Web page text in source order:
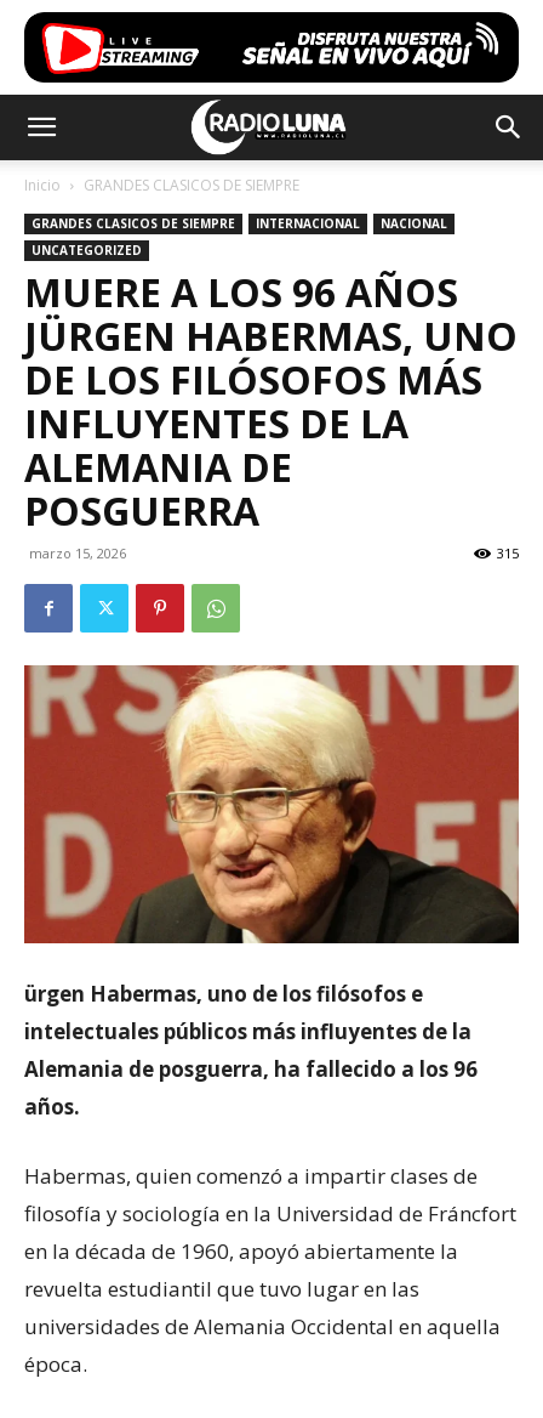
Inicio GRANDES CLASICOS DE SIEMPRE
GRANDES CLASICOS DE SIEMPRE INTERNACIONAL
NACIONAL
UNCATEGORIZED
MUERE A LOS 96 AÑOS
JÜRGEN HABERMAS, UNO
DE LOS FILÓSOFOS MÁS
INFLUYENTES DE LA
ALEMANIA DE
POSGUERRA
marzo 15, 2026 315
ürgen Habermas, uno de los filósofos e
intelectuales públicos más influyentes de la
Alemania de posguerra, ha fallecido a los 96
años.
Habermas, quien comenzó a impartir clases de
filosofía y sociología en la Universidad de Fráncfort
en la década de 1960, apoyó abiertamente la
revuelta estudiantil que tuvo lugar en las
universidades de Alemania Occidental en aquella
época.